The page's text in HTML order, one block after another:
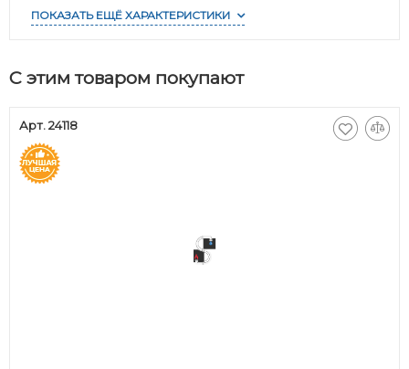
ПОКАЗАТЬ ЕЩЁ ХАРАКТЕРИСТИКИ
С этим товаром покупают
Арт. 24118